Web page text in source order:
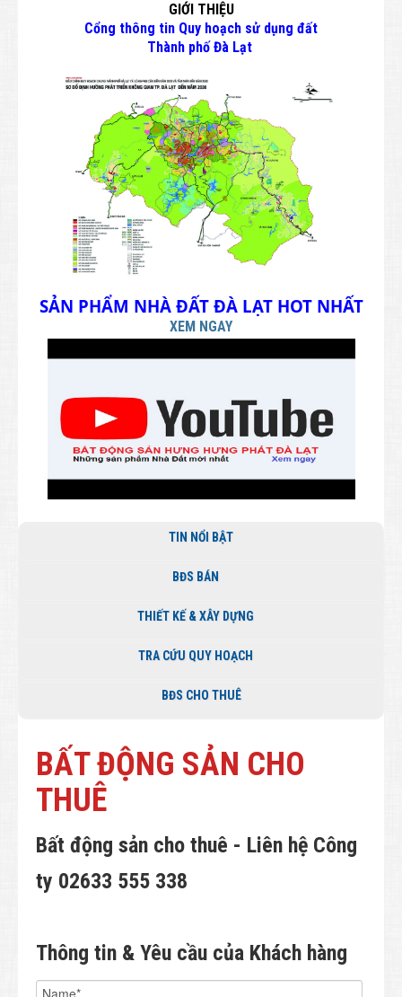
GIỚI THIỆU
Cổng thông tin Quy hoạch sử dụng đất
Thành phố Đà Lạt
SẢN PHẨM NHÀ ĐẤT ĐÀ LẠT HOT NHẤT
XEM NGAY
TIN NỔI BẬT
BĐS BÁN
THIẾT KẾ & XÂY DỰNG
TRA CỨU QUY HOẠCH
BĐS CHO THUÊ
BẤT ĐỘNG SẢN CHO
THUÊ
Bất động sản cho thuê - Liên hệ Công
ty 02633 555 338
Thông tin & Yêu cầu của Khách hàng